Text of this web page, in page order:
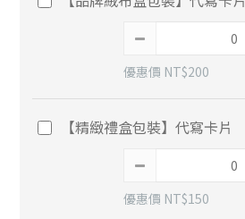
優惠價 NT$200
【精緻禮盒包裝】代寫卡片
優惠價 NT$150